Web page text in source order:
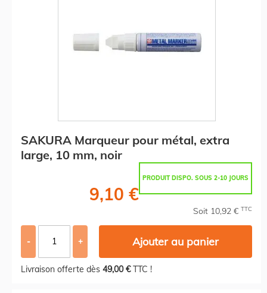
SAKURA Marqueur pour métal, extra
large, 10 mm, noir
PRODUIT DISPO. SOUS 2-10 JOURS
9,10 €
Soit 10,92 € TTC
- + Ajouter au panier
Livraison offerte dès 49,00 €TTC !